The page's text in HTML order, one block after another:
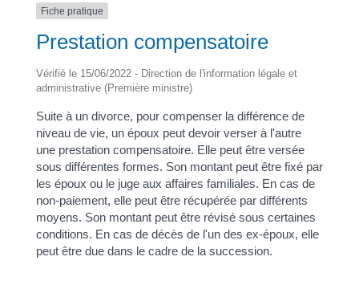
Fiche pratique
Prestation compensatoire
Vérifié le 15/06/2022 - Direction de l'information légale et
administrative (Première ministre)
Suite à un divorce, pour compenser la différence de
niveau de vie, un époux peut devoir verser à l'autre
une prestation compensatoire. Elle peut être versée
sous différentes formes. Son montant peut être fixé par
les époux ou le juge aux affaires familiales. En cas de
non-paiement, elle peut être récupérée par différents
moyens. Son montant peut être révisé sous certaines
conditions. En cas de décès de l'un des ex-époux, elle
peut être due dans le cadre de la succession.